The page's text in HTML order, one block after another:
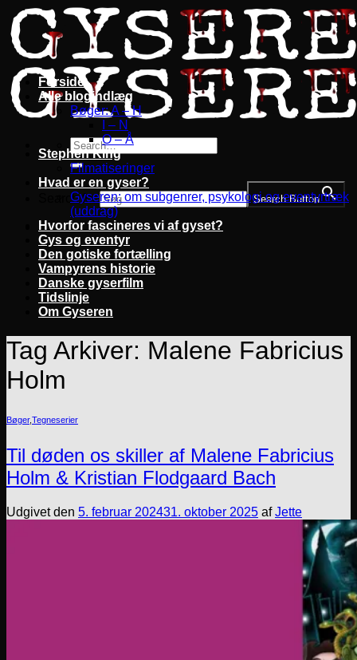
Fortsæt
til
indhold
Search for: Search Button
Forside
Alle blogindlæg
Bøger: A – H
I – N
O – Å
Stephen King
Filmatiseringer
Hvad er en gyser?
Gyseren: om subgenrer, psykologi og eventyrtræk
(uddrag)
Hvorfor fascineres vi af gyset?
Gys og eventyr
Den gotiske fortælling
Vampyrens historie
Danske gyserfilm
Tidslinje
Om Gyseren
Tag Arkiver: Malene Fabricius
Holm
Bøger,Tegneserier
Til døden os skiller af Malene Fabricius
Holm & Kristian Flodgaard Bach
Udgivet den 5. februar 202431. oktober 2025 afJette